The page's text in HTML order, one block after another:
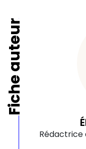
Fiche auteur
Rédactrice